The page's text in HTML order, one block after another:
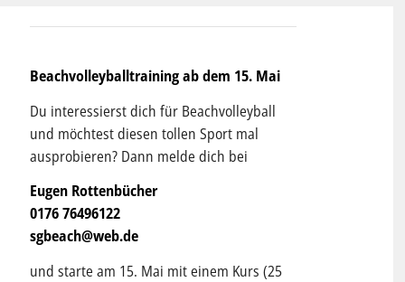
Beachvolleyballtraining ab dem 15. Mai
Du interessierst dich für Beachvolleyball
und möchtest diesen tollen Sport mal
ausprobieren? Dann melde dich bei
Eugen Rottenbücher
0176 76496122
sgbeach@web.de
und starte am 15. Mai mit einem Kurs (25